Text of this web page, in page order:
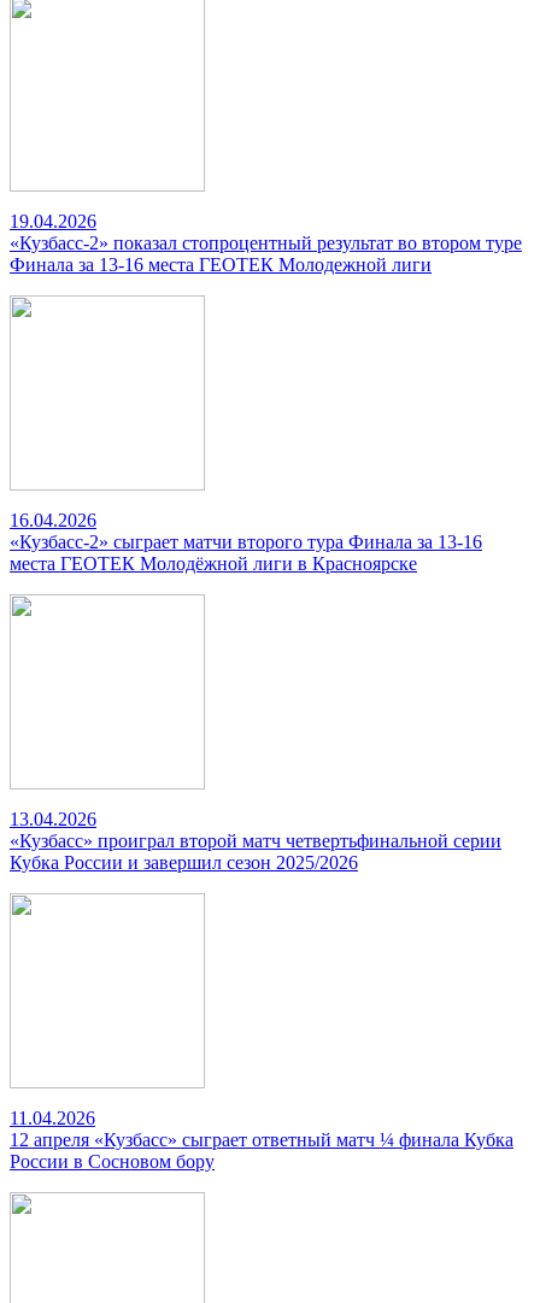
19.04.2026
«Кузбасс-2» показал стопроцентный результат во втором туре
Финала за 13-16 места ГЕОТЕК Молодежной лиги
16.04.2026
«Кузбасс-2» сыграет матчи второго тура Финала за 13-16
места ГЕОТЕК Молодёжной лиги в Красноярске
13.04.2026
«Кузбасс» проиграл второй матч четвертьфинальной серии
Кубка России и завершил сезон 2025/2026
11.04.2026
12 апреля «Кузбасс» сыграет ответный матч ¼ финала Кубка
России в Сосновом бору